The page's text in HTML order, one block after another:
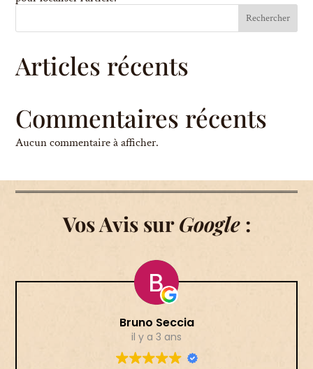
Rechercher
Articles récents
Commentaires récents
Aucun commentaire à afficher.
Vos Avis surGoogle:
Bruno Seccia
il y a 3 ans